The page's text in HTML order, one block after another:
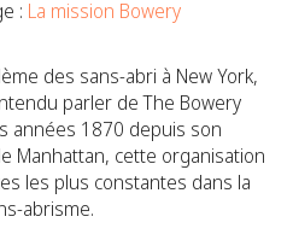
: La mission Bowery
des sans-abri à New York,
parler de The Bowery
années 1870 depuis son
Manhattan, cette organisation
les plus constantes dans la
abrisme.